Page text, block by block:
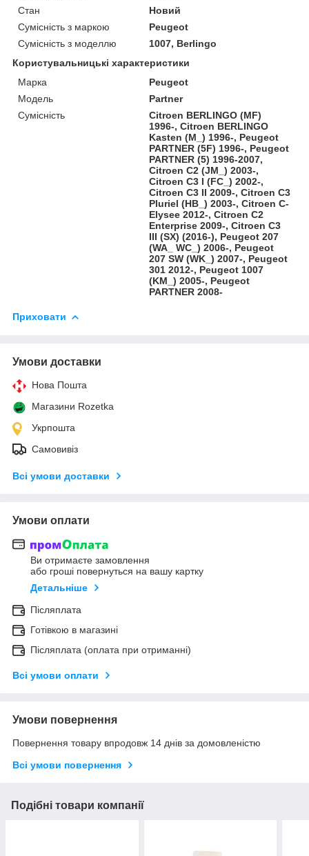
Стан
Новий
Сумісність з маркою
Peugeot
Сумісність з моделлю
1007, Berlingo
Користувальницькі характеристики
Марка
Peugeot
Модель
Partner
Сумісність
Citroen BERLINGO (MF)
1996-, Citroen BERLINGO
Kasten (M_) 1996-, Peugeot
PARTNER (5F) 1996-, Peugeot
PARTNER (5) 1996-2007,
Citroen C2 (JM_) 2003-,
Citroen C3 I (FC_) 2002-,
Citroen C3 II 2009-, Citroen C3
Pluriel (HB_) 2003-, Citroen C-
Elysee 2012-, Citroen C2
Enterprise 2009-, Citroen C3
III (SX) (2016-), Peugeot 207
(WA_ WC_) 2006-, Peugeot
207 SW (WK_) 2007-, Peugeot
301 2012-, Peugeot 1007
(KM_) 2005-, Peugeot
PARTNER 2008-
Приховати
Умови доставки
Нова Пошта
Магазини Rozetka
Укрпошта
Самовивіз
Всі умови доставки
Умови оплати
Ви отримаєте замовлення
або гроші повернуться на вашу картку
Детальніше
Післяплата
Готівкою в магазині
Післяплата (оплата при отриманні)
Всі умови оплати
Умови повернення
Повернення товару впродовж 14 днів за домовленістю
Всі умови повернення
Подібні товари компанії